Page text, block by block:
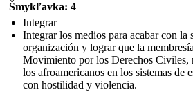
Šmykľavka: 4
Integrar
Integrar los medios para acabar con la
organización y lograr que la
Movimiento por los Derechos Civiles,
los afroamericanos en los sistemas de
con hostilidad y violencia.